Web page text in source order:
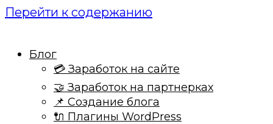
Перейти к содержанию
Блог
💳 Заработок на сайте
🤝 Заработок на партнерках
📌 Создание блога
🔌 Плагины WordPress